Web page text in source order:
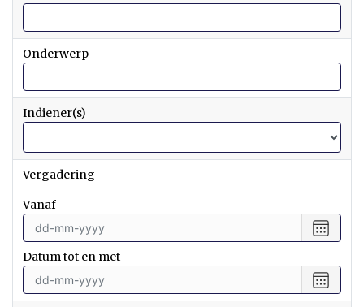
Onderwerp
Indiener(s)
Vergadering
vanaf
een
vanaf
Datum tot en met
een